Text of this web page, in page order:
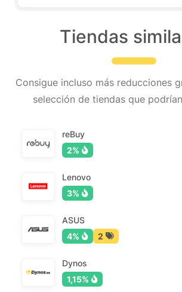
Tiendas
Consigue incluso más reducciones
selección de tiendas que
reBuy
2%
Lenovo
3%
ASUS
4%
2
Dynos
1,15%